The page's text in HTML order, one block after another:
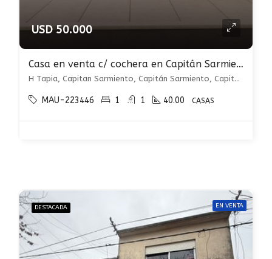
USD 50.000
Casa en venta c/ cochera en Capitán Sarmiento
H Tapia, Capitan Sarmiento, Capitán Sarmiento, Capitán Sarmiento
MAU-223446 1 1 40.00 CASAS
DESTACADA EN VENTA